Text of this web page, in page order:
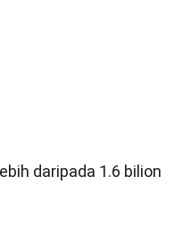
daripada 1.6 bilion